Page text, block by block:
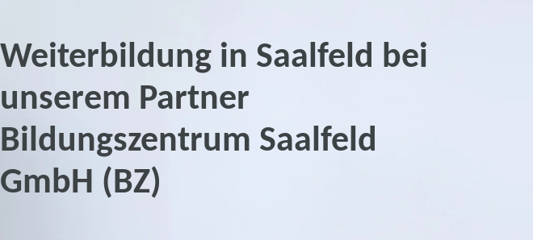
Weiterbildung in Saalfeld bei
unserem Partner
Bildungszentrum Saalfeld
GmbH (BZ)